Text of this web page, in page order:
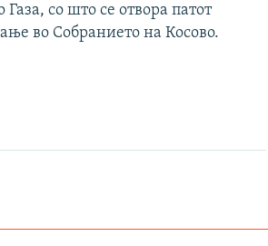
со што се отвора патот
во Собранието на Косово.